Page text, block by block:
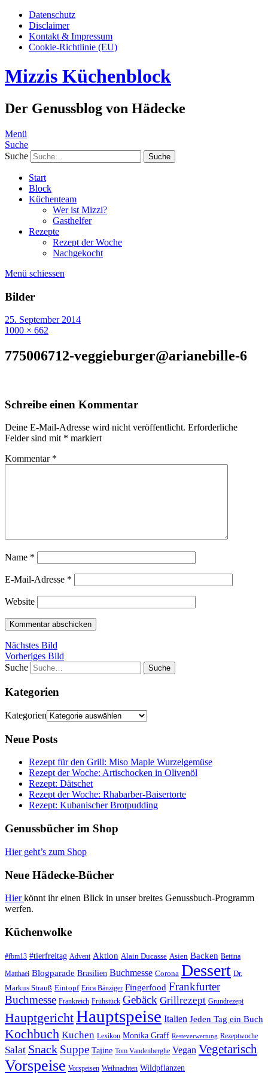
Datenschutz
Disclaimer
Kontakt & Impressum
Cookie-Richtlinie (EU)
Mizzis Küchenblock
Der Genussblog von Hädecke
Menü
Suche
Suche
Start
Block
Küchenteam
Wer ist Mizzi?
Gasthelfer
Rezepte
Rezept der Woche
Nachgekocht
Menü schiessen
Bilder
25. September 2014
1000 × 662
775006712-veggieburger@arianebille-6
Schreibe einen Kommentar
Deine E-Mail-Adresse wird nicht veröffentlicht. Erforderliche
Felder sind mit * markiert
Kommentar *
Name *
E-Mail-Adresse *
Website
Nächstes Bild
Vorheriges Bild
Suche
Kategorien
Kategorien
Neue Posts
Rezept für den Grill: Miso Maple Wurzelgemüse
Rezept der Woche: Artischocken in Olivenöl
Rezept: Dätschet
Rezept der Woche: Rhabarber-Baisertorte
Rezept: Kubanischer Brotpudding
Genussbücher im Shop
Hier geht’s zum Shop
Neue Hädecke-Bücher
Hierkönnt ihr einen Blick in unser breites Genussbuch-Programm
werfen.
Küchenwolke
#fbm13 #tierfreitag Advent Aktion Alain Ducasse Asien Backen Bettina
Matthaei Blogparade Brasilien Buchmesse Corona Dessert Dr.
Markus Strauß Eintopf Erica Bänziger Fingerfood Frankfurter
Buchmesse Frankreich Frühstück Gebäck Grillrezept Grundrezept
HauptgerichtHauptspeise Italien Jeden Tag ein Buch
Kochbuch Kuchen Lexikon Monika Graff Resteverwertung Rezeptwoche
Salat Snack Suppe Tajine Tom Vandenberghe Vegan Vegetarisch
Vorspeise Vorspeisen Weihnachten Wildpflanzen